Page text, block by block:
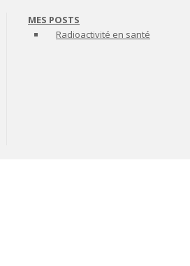
MES POSTS
Radioactivité en santé